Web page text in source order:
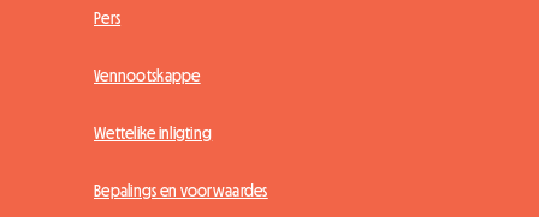
Pers
Vennootskappe
Wettelike inligting
Bepalings en voorwaardes